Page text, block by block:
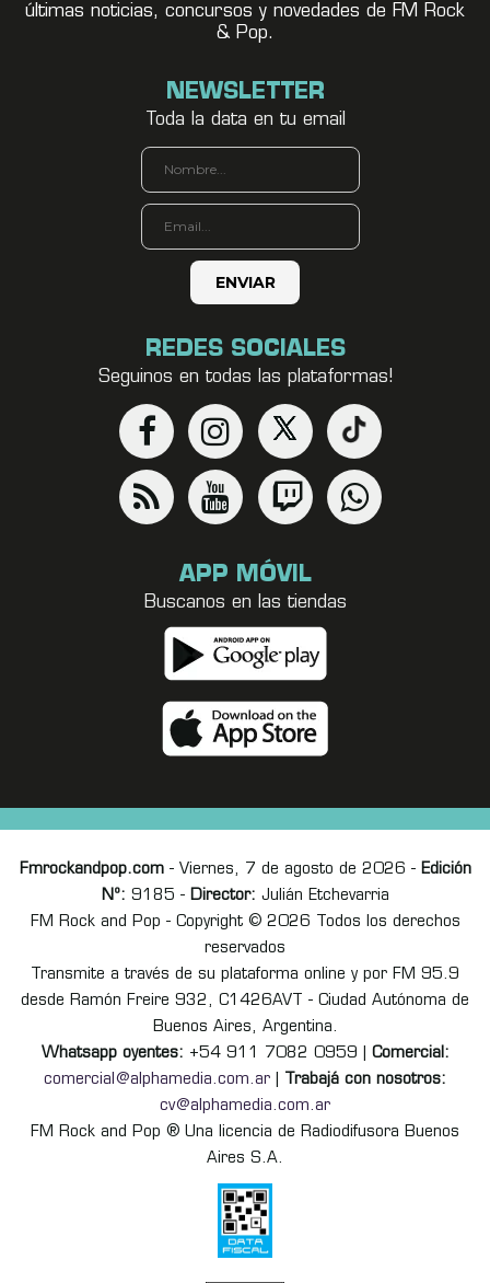
últimas noticias, concursos y novedades de FM Rock
& Pop.
NEWSLETTER
Toda la data en tu email
REDES SOCIALES
Seguinos en todas las plataformas!
APP MÓVIL
Buscanos en las tiendas
Fmrockandpop.com- Viernes, 7 de agosto de 2026 - Edición
Nº: 9185 - Director: Julián Etchevarria
FM Rock and Pop - Copyright © 2026 Todos los derechos
reservados
Transmite a través de su plataforma online y por FM 95.9
desde Ramón Freire 932, C1426AVT - Ciudad Autónoma de
Buenos Aires, Argentina.
Whatsapp oyentes: +54 911 7082 0959 | Comercial:
comercial@alphamedia.com.ar
Trabajá con nosotros:
cv@alphamedia.com.ar
FM Rock and Pop ® Una licencia de Radiodifusora Buenos
Aires S.A.